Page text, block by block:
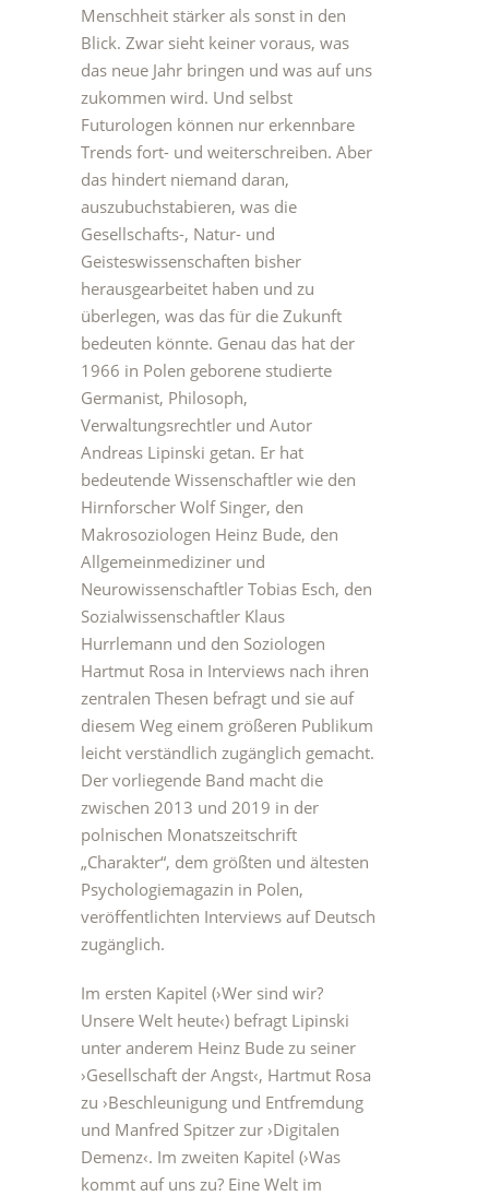
Menschheit stärker als sonst in den
Blick. Zwar sieht keiner voraus, was
das neue Jahr bringen und was auf uns
zukommen wird. Und selbst
Futurologen können nur erkennbare
Trends fort- und weiterschreiben. Aber
das hindert niemand daran,
auszubuchstabieren, was die
Gesellschafts-, Natur- und
Geisteswissenschaften bisher
herausgearbeitet haben und zu
überlegen, was das für die Zukunft
bedeuten könnte. Genau das hat der
1966 in Polen geborene studierte
Germanist, Philosoph,
Verwaltungsrechtler und Autor
Andreas Lipinski getan. Er hat
bedeutende Wissenschaftler wie den
Hirnforscher Wolf Singer, den
Makrosoziologen Heinz Bude, den
Allgemeinmediziner und
Neurowissenschaftler Tobias Esch, den
Sozialwissenschaftler Klaus
Hurrlemann und den Soziologen
Hartmut Rosa in Interviews nach ihren
zentralen Thesen befragt und sie auf
diesem Weg einem größeren Publikum
leicht verständlich zugänglich gemacht.
Der vorliegende Band macht die
zwischen 2013 und 2019 in der
polnischen Monatszeitschrift
„Charakter“, dem größten und ältesten
Psychologiemagazin in Polen,
veröffentlichten Interviews auf Deutsch
zugänglich.
Im ersten Kapitel (›Wer sind wir?
Unsere Welt heute‹) befragt Lipinski
unter anderem Heinz Bude zu seiner
›Gesellschaft der Angst‹, Hartmut Rosa
zu ›Beschleunigung und Entfremdung
und Manfred Spitzer zur ›Digitalen
Demenz‹. Im zweiten Kapitel (›Was
kommt auf uns zu? Eine Welt im